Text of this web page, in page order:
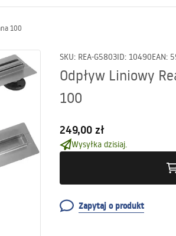
100
SKU: REA-G5803ID: 10490EAN:
Odpływ Liniowy
100
249,00 zł
Wysyłka dzisiaj.
Zapytaj o produkt